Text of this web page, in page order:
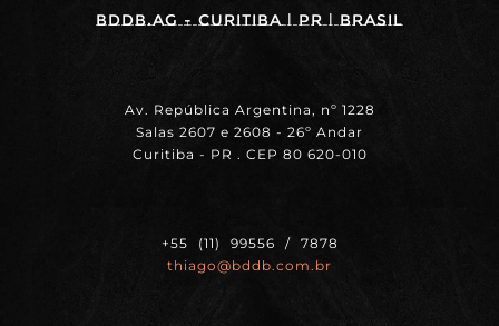
BDDB.ag - Curitiba | PR | BRASIL
Av. República Argentina, nº 1228
Salas 2607 e 2608 - 26º Andar
Curitiba - PR . CEP 80 620-010
+55 (11) 99556 / 7878
thiago@bddb.com.br